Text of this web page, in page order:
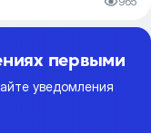
первыми
уведомления